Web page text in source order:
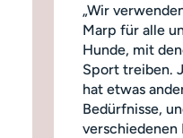
„Wir
Marp für alle
Hunde, mit
Sport treiben.
hat etwas
Bedürfnisse,
verschiedenen